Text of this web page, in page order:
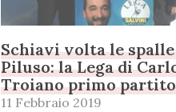
Schiavi volta le spalle
Piluso: la Lega di
Troiano primo partito
11 Febbraio 2019